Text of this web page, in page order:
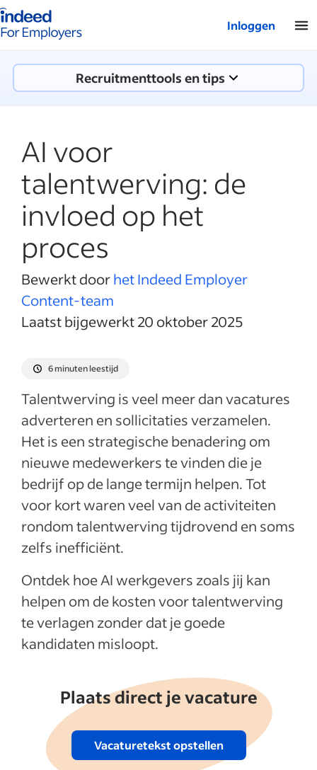
van Indeed - Voor werkgevers
Inloggen
Recruitmenttools en tips
AI voor
talentwerving: de
invloed op het
proces
Bewerkt doorhet Indeed Employer
Content-team
Laatst bijgewerkt 20 oktober 2025
6 minuten leestijd
Talentwerving is veel meer dan vacatures
adverteren en sollicitaties verzamelen.
Het is een strategische benadering om
nieuwe medewerkers te vinden die je
bedrijf op de lange termijn helpen. Tot
voor kort waren veel van de activiteiten
rondom talentwerving tijdrovend en soms
zelfs inefficiënt.
Ontdek hoe AI werkgevers zoals jij kan
helpen om de kosten voor talentwerving
te verlagen zonder dat je goede
kandidaten misloopt.
Plaats direct je vacature
Vacaturetekst opstellen